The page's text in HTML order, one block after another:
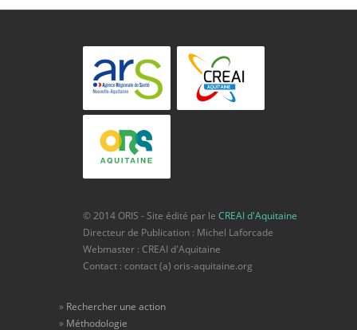
© 2014 ORIS - Site édité par le CREAI d'Aquitaine
Directeur de Publication : Michel Laforcade
Webmaster : CREAI d'Aquitaine
Contact : contact (a) oris-aquitaine.org
Rechercher une action
Méthodologie